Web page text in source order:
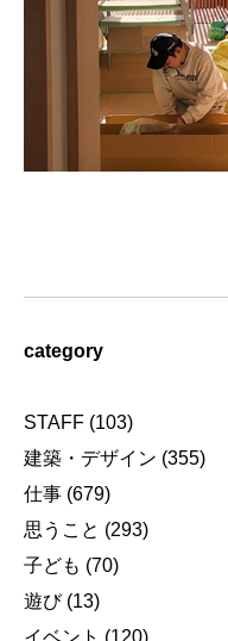
category
STAFF (103)
建築・デザイン (355)
仕事 (679)
思うこと (293)
子ども (70)
遊び(13)
イベント (120)